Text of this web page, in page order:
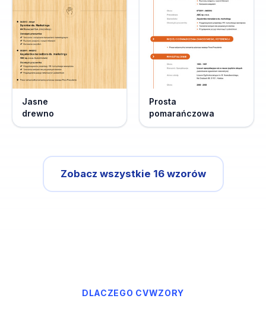
Jasne
drewno
Prosta
pomarańczowa
Zobacz wszystkie 16 wzorów
DLACZEGO CVWZORY